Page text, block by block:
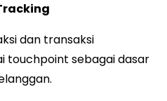
dan transaksi
touchpoint sebagai dasar